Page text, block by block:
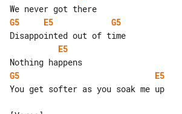
G5
E5
G5
E5
G5
E5
You get softer as you soak me up